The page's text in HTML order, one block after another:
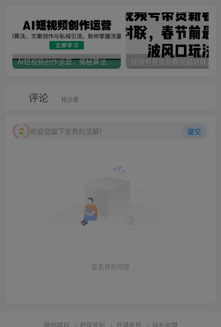
AI短视频创作运营，揭秘算法、文案创作与私域引流，助你掌握流量密码
评论 抢沙发
欢迎您留下宝贵的见解！ 提交
暂无评论内容
网创项目 社区论坛 开通会员 站长加盟